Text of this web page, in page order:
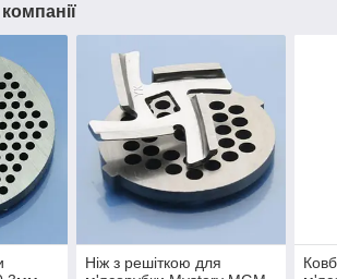
Ніж з решіткою для